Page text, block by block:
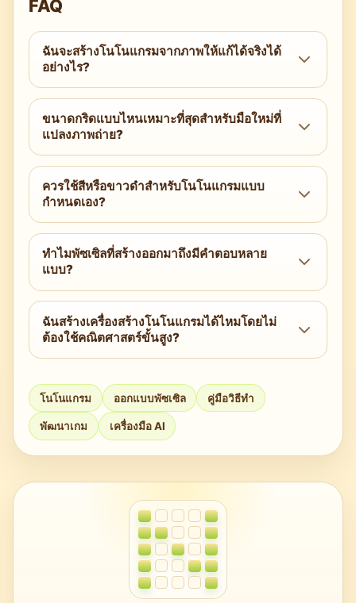
FAQ
ฉันจะสร้างโนโนแกรมจากภาพให้แก้ได้จริงได้
อย่างไร?
ใช้เครื่องสร้างโนโนแกรมที่ตรวจสอบความเป็น
เอกลักษณ์ ตั้งกริดไว้ที่ 10×10–15×15 สำหรับ
ไอคอน ลดจำนวนสี ปิด dithering บนกริดเล็ก
และรันการตรวจตรรกะ
ขนาดกริดแบบไหนเหมาะที่สุดสำหรับมือใหม่ที่
แปลงภาพถ่าย?
เริ่มที่ 10×10 แบบขาวดำหลังจากทำภาพให้เรียบ
ง่ายแล้ว ถ้ารายละเอียดหายไป ให้ขยับเป็น 12×12
หรือเลือกตัวแบบที่มีคอนทราสต์สูงกว่า
ควรใช้สีหรือขาวดำสำหรับโนโนแกรมแบบ
กำหนดเอง?
ขาวดำง่ายและแก้ได้เร็วกว่า ใช้ 3–4 สีเฉพาะเมื่อ
สีมีความหมาย และเครื่องสร้างของคุณบังคับกฎ
การติดกันของสี
ทำไมพัซเซิลที่สร้างออกมาถึงมีคำตอบหลาย
แบบ?
ภาพของคุณอาจมีคอนทราสต์ต่ำหรือมีราย
ละเอียดเล็กเกินไป เพิ่มคอนทราสต์ ลดจำนวนสี
ปรับ threshold แล้วตรวจความเป็นเอกลักษณ์
ฉันสร้างเครื่องสร้างโนโนแกรมได้ไหมโดยไม่
ต้องใช้คณิตศาสตร์ขั้นสูง?
threshold การสร้างเบาะแสจากช่วงต่อเนื่อง และ
ตัวแก้แบบตรรกะเป็นหลัก; MDN และ GitHub มี
ตัวอย่างให้เริ่มต้น
โนโนแกรม ออกแบบพัซเซิล คู่มือวิธีทำ
พัฒนาเกม เครื่องมือ AI